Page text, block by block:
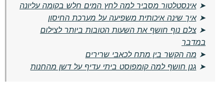
➤אינסטלטור מסביר למה לחץ המים חלש בקומה עליונה
➤איך שינה איכותית משפיעה על מערכת החיסון
➤צלם נוף חושף את השעות הטובות ביותר לצילום
במדבר
➤ מה הקשר בין מתח לכאבי שרירים
➤ גנן חושף למה קומפוסט ביתי עדיף על דשן מהחנות